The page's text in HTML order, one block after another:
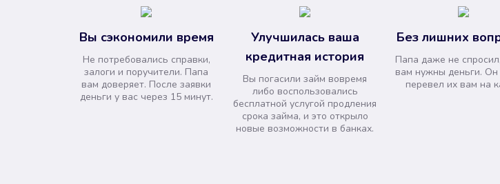
Вы сэкономили время
Не потребовались справки,
залоги и поручители. Папа
вам доверяет. После заявки
деньги у вас через 15 минут.
Улучшилась ваша
кредитная история
Вы погасили займ вовремя
либо воспользовались
бесплатной услугой продления
срока займа, и это открыло
новые возможности в банках.
Без лишних
Папа даже не
вам нужны деньги. Он
перевел их вам на